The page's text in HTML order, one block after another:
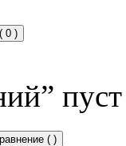
( 0 )
пуст
( )